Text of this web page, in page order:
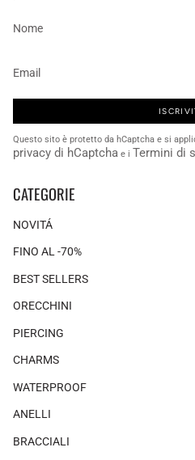
Questo sito è protetto da hCaptcha e si
privacy di hCaptcha e i Termini di
CATEGORIE
NOVITÁ
FINO AL -70%
BEST SELLERS
ORECCHINI
PIERCING
CHARMS
WATERPROOF
ANELLI
BRACCIALI